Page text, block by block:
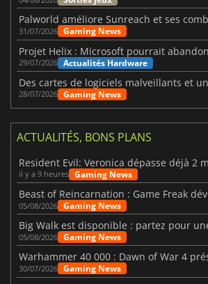
Palworld améliore Sunreach et ses
31/07/2026 Gaming News
Projet Helix : Microsoft pourrait
29/07/2026 Actualités Hardware
28/07/2026 Gaming News
ACTUALITÉS, BONS PLANS
il y a 9 heures Gaming News
05/08/2026 Gaming News
05/08/2026 Gaming News
30/07/2026 Gaming News